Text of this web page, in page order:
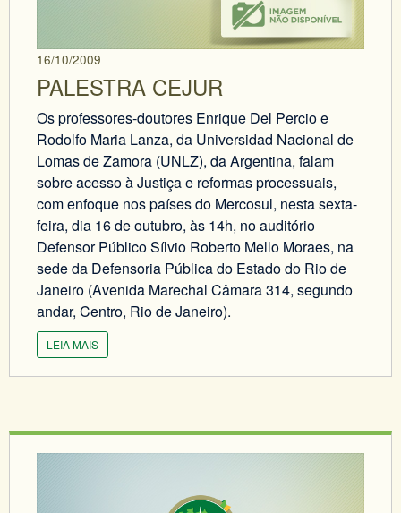
16/10/2009
PALESTRA CEJUR
Os professores-doutores Enrique Del Percio e
Rodolfo Maria Lanza, da Universidad Nacional de
Lomas de Zamora (UNLZ), da Argentina, falam
sobre acesso à Justiça e reformas processuais,
com enfoque nos países do Mercosul, nesta sexta-
feira, dia 16 de outubro, às 14h, no auditório
Defensor Público Sílvio Roberto Mello Moraes, na
sede da Defensoria Pública do Estado do Rio de
Janeiro (Avenida Marechal Câmara 314, segundo
andar, Centro, Rio de Janeiro).
LEIA MAIS